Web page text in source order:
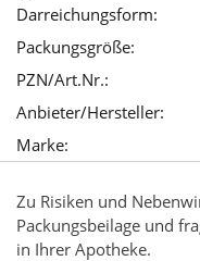
Darreichungsform:
Packungsgröße:
PZN/Art.Nr.:
Anbieter/Hersteller:
Marke:
Zu Risiken und
Packungsbeilage und
in Ihrer Apotheke.